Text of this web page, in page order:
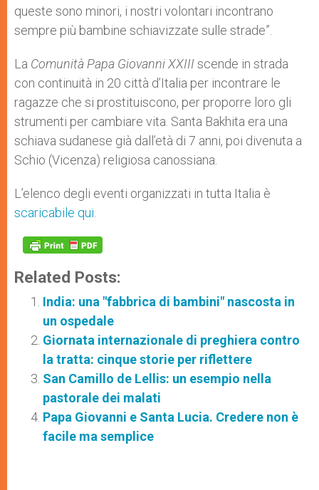
queste sono minori, i nostri volontari incontrano
sempre più bambine schiavizzate sulle strade”.
La Comunità Papa Giovanni XXIII scende in strada
con continuità in 20 città d’Italia per incontrare le
ragazze che si prostituiscono, per proporre loro gli
strumenti per cambiare vita. Santa Bakhita era una
schiava sudanese già dall’età di 7 anni, poi divenuta a
Schio (Vicenza) religiosa canossiana.
L’elenco degli eventi organizzati in tutta Italia è
scaricabile qui
Related Posts:
India: una "fabbrica di bambini" nascosta in
un ospedale
Giornata internazionale di preghiera contro
la tratta: cinque storie per riflettere
San Camillo de Lellis: un esempio nella
pastorale dei malati
Papa Giovanni e Santa Lucia. Credere non è
facile ma semplice